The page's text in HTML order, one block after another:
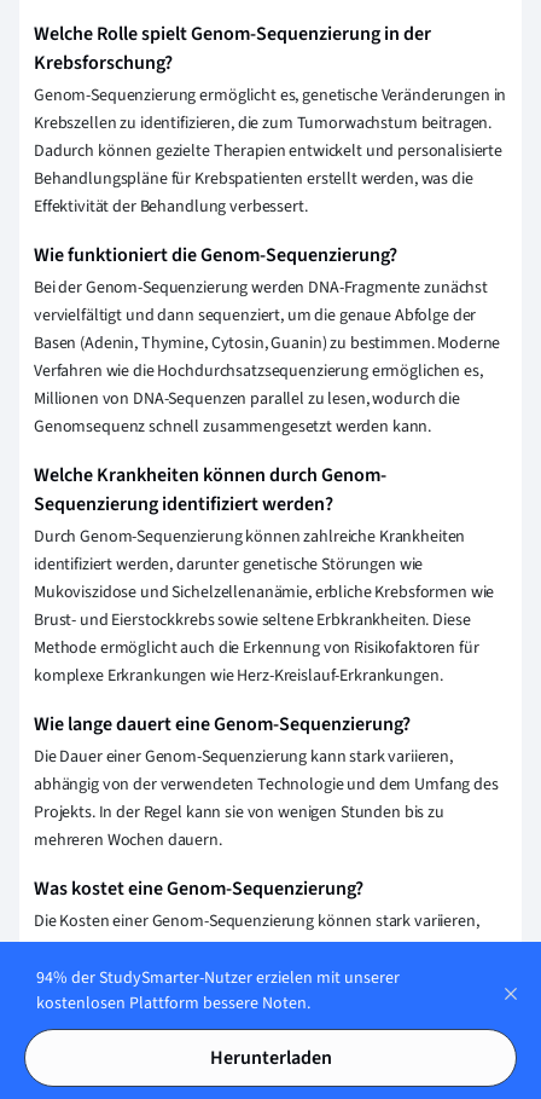
Welche Rolle spielt Genom-Sequenzierung in der
Krebsforschung?
Genom-Sequenzierung ermöglicht es, genetische Veränderungen in
Krebszellen zu identifizieren, die zum Tumorwachstum beitragen.
Dadurch können gezielte Therapien entwickelt und personalisierte
Behandlungspläne für Krebspatienten erstellt werden, was die
Effektivität der Behandlung verbessert.
Wie funktioniert die Genom-Sequenzierung?
Bei der Genom-Sequenzierung werden DNA-Fragmente zunächst
vervielfältigt und dann sequenziert, um die genaue Abfolge der
Basen (Adenin, Thymine, Cytosin, Guanin) zu bestimmen. Moderne
Verfahren wie die Hochdurchsatzsequenzierung ermöglichen es,
Millionen von DNA-Sequenzen parallel zu lesen, wodurch die
Genomsequenz schnell zusammengesetzt werden kann.
Welche Krankheiten können durch Genom-
Sequenzierung identifiziert werden?
Durch Genom-Sequenzierung können zahlreiche Krankheiten
identifiziert werden, darunter genetische Störungen wie
Mukoviszidose und Sichelzellenanämie, erbliche Krebsformen wie
Brust- und Eierstockkrebs sowie seltene Erbkrankheiten. Diese
Methode ermöglicht auch die Erkennung von Risikofaktoren für
komplexe Erkrankungen wie Herz-Kreislauf-Erkrankungen.
Wie lange dauert eine Genom-Sequenzierung?
Die Dauer einer Genom-Sequenzierung kann stark variieren,
abhängig von der verwendeten Technologie und dem Umfang des
Projekts. In der Regel kann sie von wenigen Stunden bis zu
mehreren Wochen dauern.
Was kostet eine Genom-Sequenzierung?
Die Kosten einer Genom-Sequenzierung können stark variieren,
liegen aber meist zwischen 1.000 und 3.000 Euro, abhängig von der
Methode und der Genauigkeit der Sequenzierung. Preise sinken
jedoch kontinuierlich aufgrund technologischer Fortschritte.
Erklärung speichern
94% der StudySmarter-Nutzer erzielen mit unserer
kostenlosen Plattform bessere Noten.
Herunterladen